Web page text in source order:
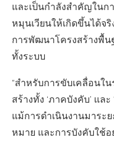
และเป็นกำลังสำคัญในก
หมุนเวียนให้เกิดขึ้นได้จ
การพัฒนาโครงสร้างพื้น
ทั้งระบบ
“สำหรับการขับเคลื่อนใ
สร้างทั้ง ‘ภาคบังคับ’ แล
แม้การดำเนินงานมาระ
หมาย และการบังคับใช้